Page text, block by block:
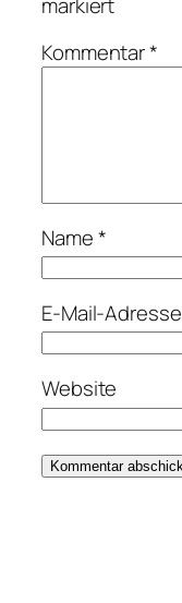
Kommentar*
Name*
E-Mail-Adresse
Website